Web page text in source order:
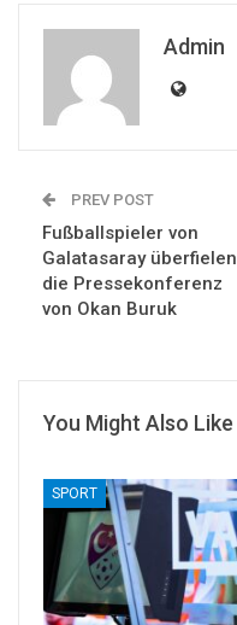
Admin
PREV POST
Fußballspieler von
Galatasaray überfielen
die Pressekonferenz
von Okan Buruk
You Might Also Like
SPORT